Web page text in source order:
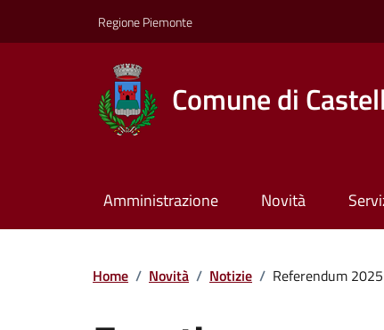
Regione Piemonte
Comune di
Amministrazione Novità
Home / Novità / Notizie / Referendum